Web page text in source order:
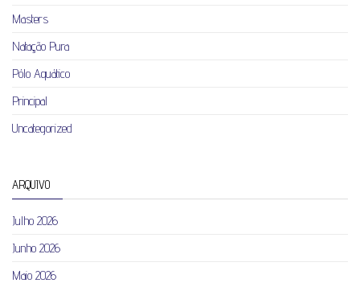
Masters
Natação Pura
Pólo Aquático
Principal
Uncategorized
ARQUIVO
Julho 2026
Junho 2026
Maio 2026